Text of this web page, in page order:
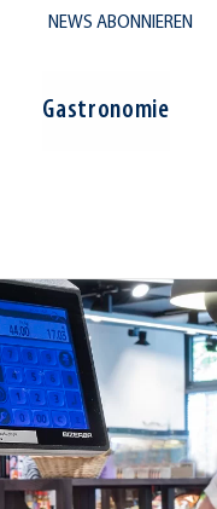
NEWS ABONNIEREN
Gastronomie